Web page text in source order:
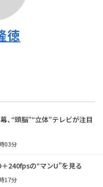
徳
、“頭脳”“立体”テレビが注目
03分
240fpsの“マンU”を見る
17分